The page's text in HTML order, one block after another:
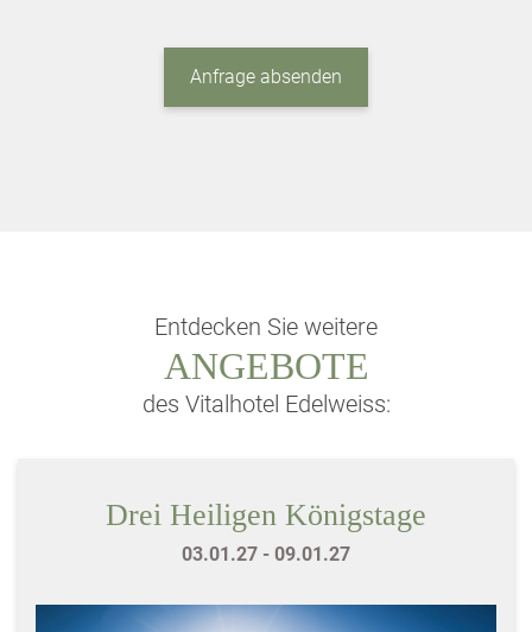
Anfrage absenden
Entdecken Sie weitere
ANGEBOTE
des Vitalhotel Edelweiss:
Drei Heiligen Königstage
03.01.27 - 09.01.27